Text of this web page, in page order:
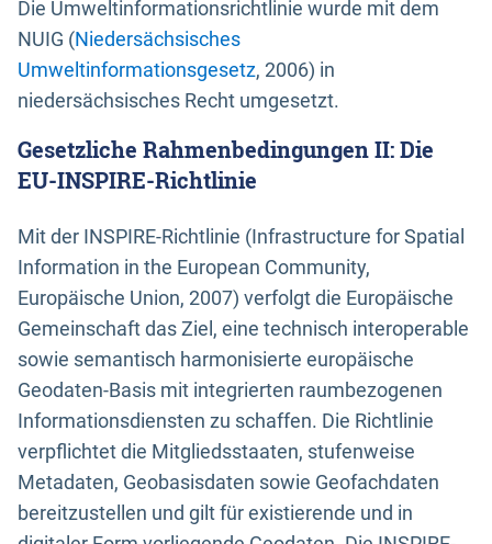
Die Umweltinformationsrichtlinie wurde mit dem
NUIG (Niedersächsisches
Umweltinformationsgesetz, 2006) in
niedersächsisches Recht umgesetzt.
Gesetzliche Rahmenbedingungen II: Die
EU-INSPIRE-Richtlinie
Mit der INSPIRE-Richtlinie (Infrastructure for Spatial
Information in the European Community,
Europäische Union, 2007) verfolgt die Europäische
Gemeinschaft das Ziel, eine technisch interoperable
sowie semantisch harmonisierte europäische
Geodaten-Basis mit integrierten raumbezogenen
Informationsdiensten zu schaffen. Die Richtlinie
verpflichtet die Mitgliedsstaaten, stufenweise
Metadaten, Geobasisdaten sowie Geofachdaten
bereitzustellen und gilt für existierende und in